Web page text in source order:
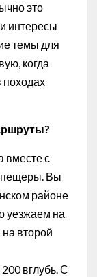
это
интересы
темы для
когда
походах
вместе с
пещеры. Вы
районе
уезжаем на
второй
вглубь. С